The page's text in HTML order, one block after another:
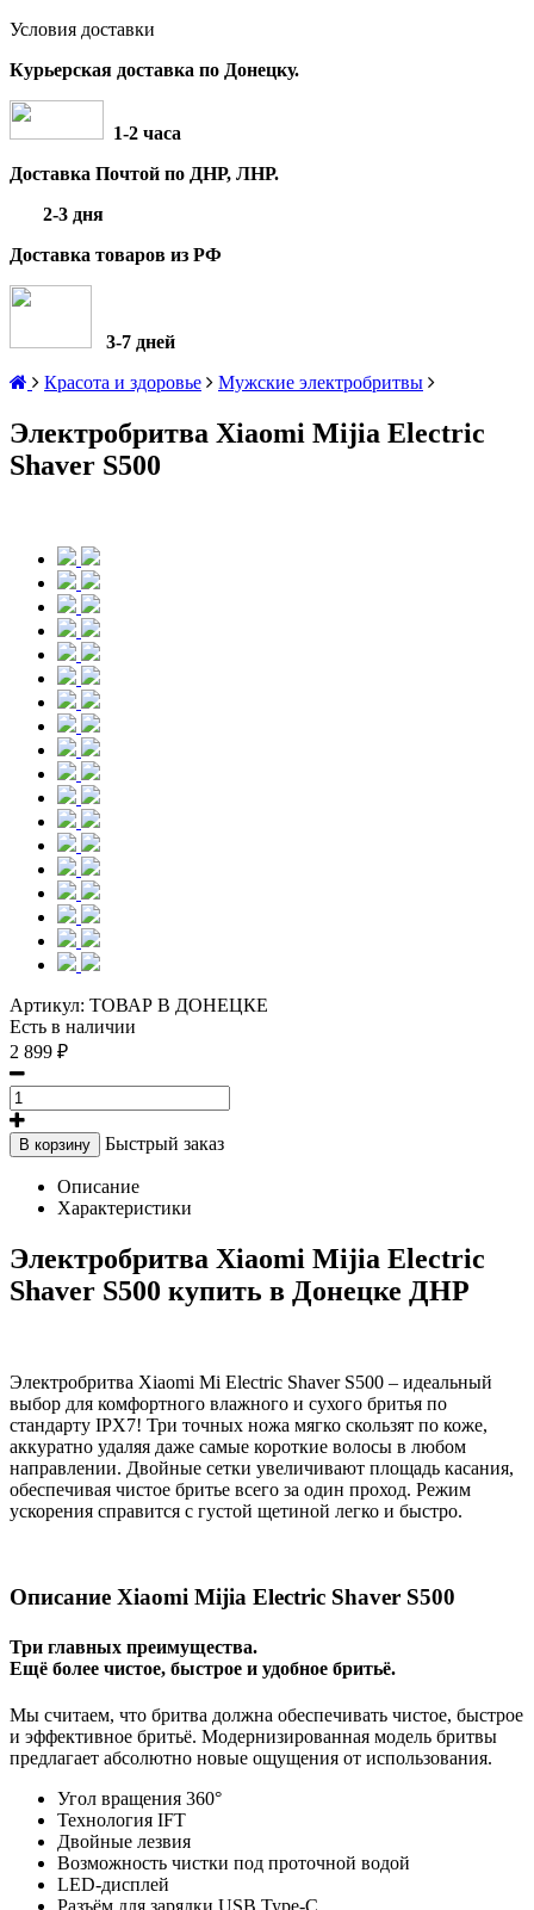
Условия доставки
Курьерская доставка по Донецку.
1-2 часа
Доставка Почтой по ДНР, ЛНР.
2-3 дня
Доставка товаров из РФ
3-7 дней
Красота и здоровье
Мужские электробритвы
Электробритва Xiaomi Mijia Electric
Shaver S500
Артикул: ТОВАР В ДОНЕЦКЕ
Есть в наличии
2 899 ₽
В корзину Быстрый заказ
Описание
Характеристики
Электробритва Xiaomi Mijia Electric
Shaver S500 купить в Донецке ДНР
Электробритва Xiaomi Mi Electric Shaver S500 – идеальный
выбор для комфортного влажного и сухого бритья по
стандарту IPX7! Три точных ножа мягко скользят по коже,
аккуратно удаляя даже самые короткие волосы в любом
направлении. Двойные сетки увеличивают площадь касания,
обеспечивая чистое бритье всего за один проход. Режим
ускорения справится с густой щетиной легко и быстро.
Описание Xiaomi Mijia Electric Shaver S500
Три главных преимущества.
Ещё более чистое, быстрое и удобное бритьё.
Мы считаем, что бритва должна обеспечивать чистое, быстрое
и эффективное бритьё. Модернизированная модель бритвы
предлагает абсолютно новые ощущения от использования.
Угол вращения 360°
Технология IFT
Двойные лезвия
Возможность чистки под проточной водой
LED-дисплей
Разъём для зарядки USB Type-C